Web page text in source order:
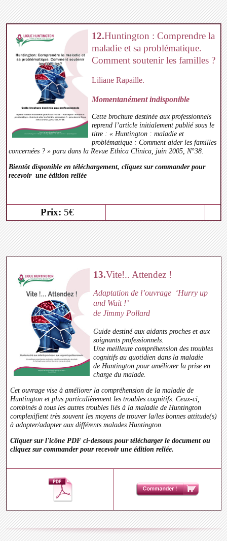
12.Huntington : Comprendre la
maladie et sa problématique.
Comment soutenir les familles ?
Liliane Rapaille.
Momentanément indisponible
Cette brochure destinée aux professionnels
reprend l’article initialement publié sous le
titre : « Huntington : maladie et
problématique : Comment aider les familles
concernées ? » paru dans la Revue Ethica Clinica, juin 2005, N°38.
Bientôt disponible en téléchargement, cliquez sur commander pour
recevoir une édition reliée
Prix: 5€
13.Vite!.. Attendez !
Adaptation de l’ouvrage ‘Hurry up
and Wait !’
de Jimmy Pollard
Guide destiné aux aidants proches et aux
soignants professionnels.
Une meilleure compréhension des troubles
cognitifs au quotidien dans la maladie
de Huntington pour améliorer la prise en
charge du malade.
Cet ouvrage vise à améliorer la compréhension de la maladie de
Huntington et plus particulièrement les troubles cognitifs. Ceux-ci,
combinés à tous les autres troubles liés à la maladie de Huntington
complexifient très souvent les moyens de trouver la/les bonnes attitude(s)
à adopter/adapter aux différents malades Huntington.
Cliquer sur l'icône PDF ci-dessous pour télécharger le document ou
cliquez sur commander pour recevoir une édition reliée.